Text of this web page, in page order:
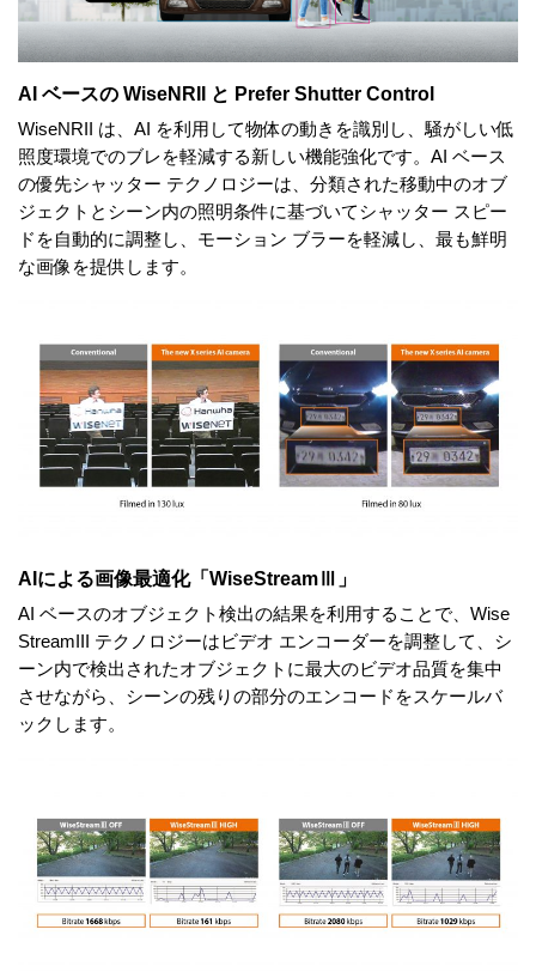
AI ベースの WiseNRII と Prefer Shutter Control
WiseNRII は、AI を利用して物体の動きを識別し、騒がしい低
照度環境でのブレを軽減する新しい機能強化です。AI ベース
の優先シャッター テクノロジーは、分類された移動中のオブ
ジェクトとシーン内の照明条件に基づいてシャッター スピー
ドを自動的に調整し、モーション ブラーを軽減し、最も鮮明
な画像を提供します。
AIによる画像最適化「WiseStreamⅢ」
AI ベースのオブジェクト検出の結果を利用することで、Wise
StreamIII テクノロジーはビデオ エンコーダーを調整して、シ
ーン内で検出されたオブジェクトに最大のビデオ品質を集中
させながら、シーンの残りの部分のエンコードをスケールバ
ックします。